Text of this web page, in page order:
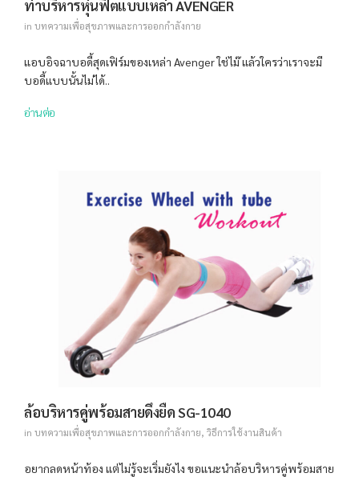
ท่าบริหารหุ่นฟิตแบบเหล่า AVENGER
in บทความเพื่อสุขภาพและการออกกำลังกาย
แอบอิจฉาบอดี้สุดเฟิร์มของเหล่า Avenger ใช่ไม๊ แล้วใครว่าเราจะมี
บอดี้แบบนั้นไม่ได้..
อ่านต่อ
ล้อบริหารคู่พร้อมสายดึงยืด SG-1040
in บทความเพื่อสุขภาพและการออกกำลังกาย, วิธีการใช้งานสินค้า
อยากลดหน้าท้อง แต่ไม่รู้จะเริ่มยังไง ขอแนะนำล้อบริหารคู่พร้อมสาย